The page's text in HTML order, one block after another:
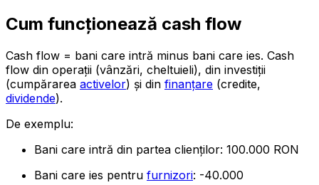
Cum funcționează cash flow
Cash flow = bani care intră minus bani care ies. Cash
flow din operații (vânzări, cheltuieli), din investiții
(cumpărarea activelor) și din finanțare (credite,
dividende).
De exemplu:
Bani care intră din partea clienților: 100.000 RON
Bani care ies pentru furnizori: -40.000